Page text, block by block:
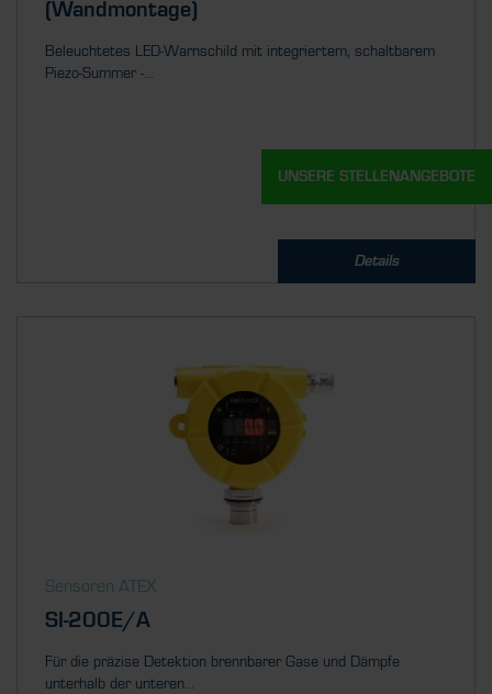
(Wandmontage)
Beleuchtetes LED-Warnschild mit integriertem, schaltbarem
Piezo-Summer -...
Details
Sensoren ATEX
SI-200E/A
Für die präzise Detektion brennbarer Gase und Dämpfe
unterhalb der unteren...
UNSERE STELLENANGEBOTE